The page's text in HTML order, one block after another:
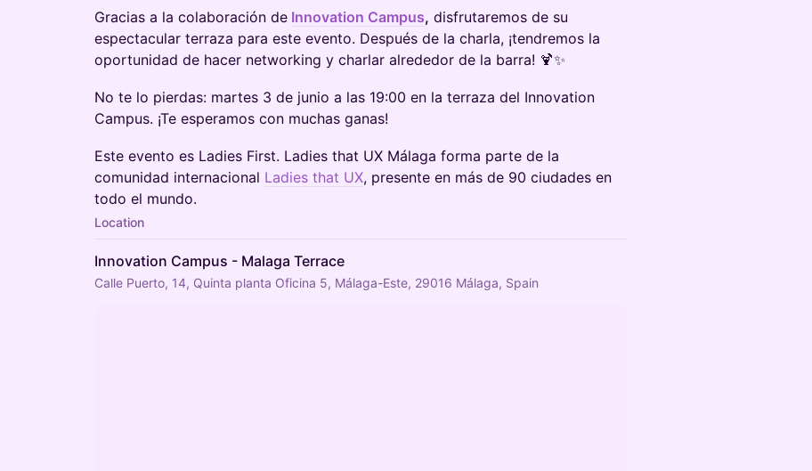
Gracias a la colaboración de Innovation Campus, disfrutaremos de su
espectacular terraza para este evento. Después de la charla, ¡tendremos la
oportunidad de hacer networking y charlar alrededor de la barra! 🍹✨
No te lo pierdas: martes 3 de junio a las 19:00 en la terraza del Innovation
Campus. ¡Te esperamos con muchas ganas!
Este evento es Ladies First. Ladies that UX Málaga forma parte de la
comunidad internacional Ladies that UX, presente en más de 90 ciudades en
todo el mundo.
Location
Innovation Campus - Malaga Terrace
Calle Puerto, 14, Quinta planta Oficina 5, Málaga-Este, 29016 Málaga, Spain